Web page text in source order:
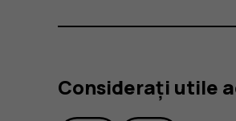
Considerați utile